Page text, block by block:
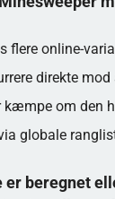
flere online-
direkte
om den
globale
er beregnet